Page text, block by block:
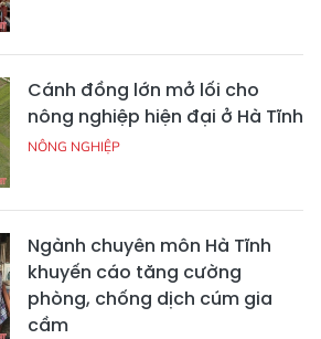
Cánh đồng lớn mở lối cho
nông nghiệp hiện đại ở Hà Tĩnh
NÔNG NGHIỆP
Ngành chuyên môn Hà Tĩnh
khuyến cáo tăng cường
phòng, chống dịch cúm gia
cầm